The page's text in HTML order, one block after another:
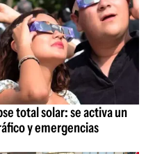
total solar: se activa un
y emergencias